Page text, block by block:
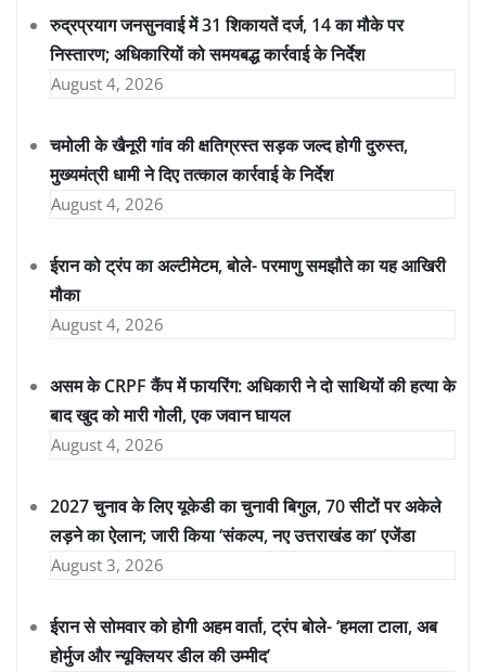
रुद्रप्रयाग जनसुनवाई में 31 शिकायतें दर्ज, 14 का मौके पर
निस्तारण; अधिकारियों को समयबद्ध कार्रवाई के निर्देश
August 4, 2026
चमोली के खैनूरी गांव की क्षतिग्रस्त सड़क जल्द होगी दुरुस्त,
मुख्यमंत्री धामी ने दिए तत्काल कार्रवाई के निर्देश
August 4, 2026
ईरान को ट्रंप का अल्टीमेटम, बोले- परमाणु समझौते का यह आखिरी
मौका
August 4, 2026
असम के CRPF कैंप में फायरिंग: अधिकारी ने दो साथियों की हत्या के
बाद खुद को मारी गोली, एक जवान घायल
August 4, 2026
2027 चुनाव के लिए यूकेडी का चुनावी बिगुल, 70 सीटों पर अकेले
लड़ने का ऐलान; जारी किया ‘संकल्प, नए उत्तराखंड का’ एजेंडा
August 3, 2026
ईरान से सोमवार को होगी अहम वार्ता, ट्रंप बोले- ‘हमला टाला, अब
होर्मुज और न्यूक्लियर डील की उम्मीद’